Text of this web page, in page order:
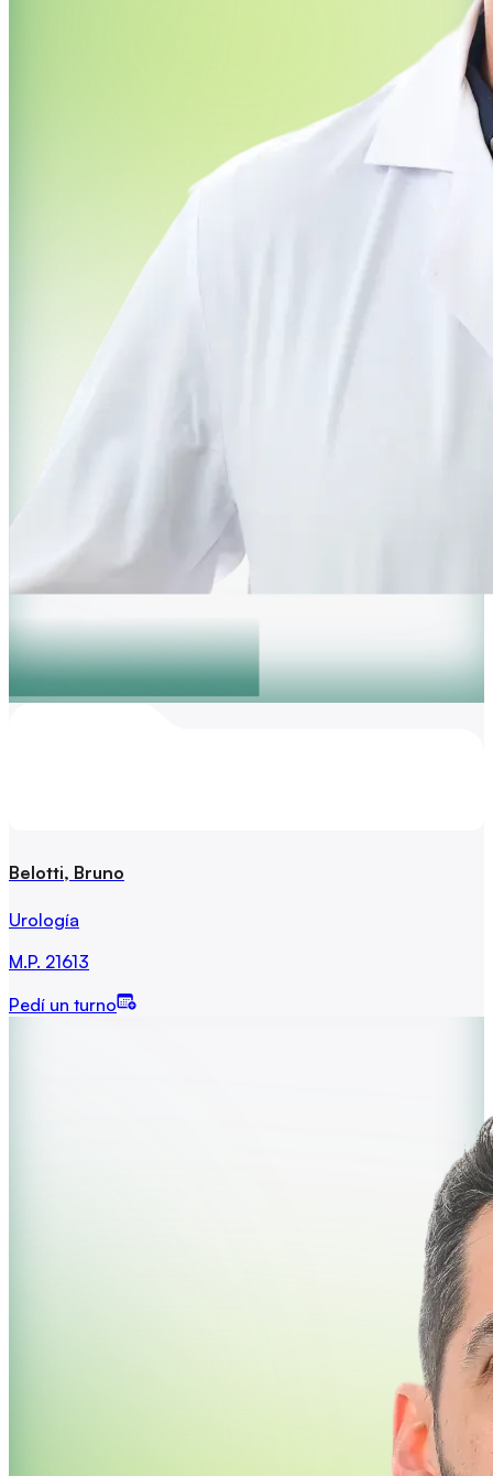
Belotti, Bruno
Urología
M.P. 21613
Pedí un turno